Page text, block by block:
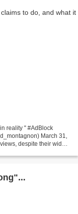
reality " #AdBlock
March 31,
despite their wide